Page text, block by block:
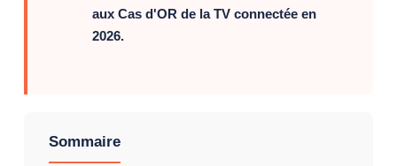
aux Cas d'OR de la TV connectée en
2026.
Sommaire